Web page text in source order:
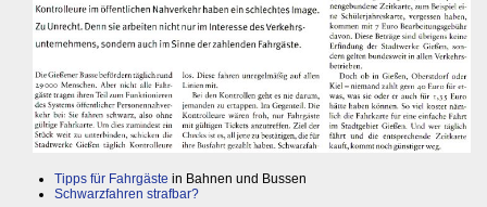
Tipps für Fahrgäste in Bahnen und Bussen
Schwarzfahren strafbar?